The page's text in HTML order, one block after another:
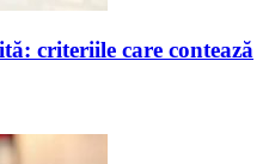
criteriile care contează